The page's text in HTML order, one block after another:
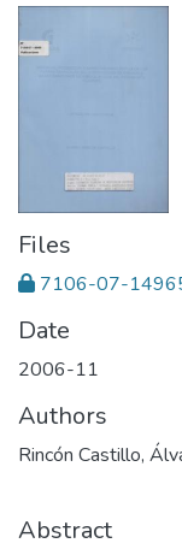
Files
7106-07-
Date
2006-11
Authors
Rincón Castillo,
Abstract